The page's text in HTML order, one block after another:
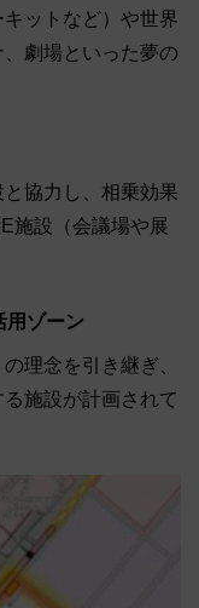
ットなど）や世界
劇場といった夢の
協力し、相乗効果
施設（会議場や展
ゾーン
理念を引き継ぎ、
施設が計画されて